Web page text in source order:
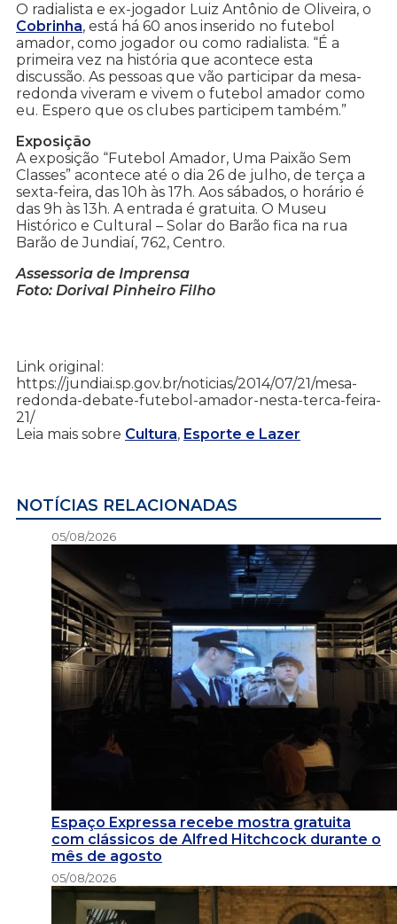
O radialista e ex-jogador Luiz Antônio de Oliveira, o
Cobrinha, está há 60 anos inserido no futebol
amador, como jogador ou como radialista. “É a
primeira vez na história que acontece esta
discussão. As pessoas que vão participar da mesa-
redonda viveram e vivem o futebol amador como
eu. Espero que os clubes participem também.”
Exposição
A exposição “Futebol Amador, Uma Paixão Sem
Classes” acontece até o dia 26 de julho, de terça a
sexta-feira, das 10h às 17h. Aos sábados, o horário é
das 9h às 13h. A entrada é gratuita. O Museu
Histórico e Cultural – Solar do Barão fica na rua
Barão de Jundiaí, 762, Centro.
Assessoria de Imprensa
Foto: Dorival Pinheiro Filho
Link original:
https://jundiai.sp.gov.br/noticias/2014/07/21/mesa-
redonda-debate-futebol-amador-nesta-terca-feira-
21/
Leia mais sobre Cultura, Esporte e Lazer
NOTÍCIAS RELACIONADAS
05/08/2026
Espaço Expressa recebe mostra gratuita
com clássicos de Alfred Hitchcock durante o
mês de agosto
05/08/2026